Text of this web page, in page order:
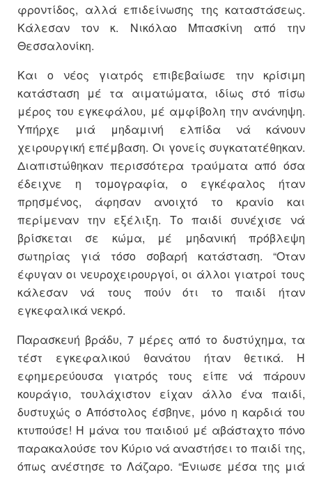
φροντίδος, αλλά επιδείνωσης της καταστάσεως.
Κάλεσαν τον κ. Νικόλαο Μπασκίνη από την
Θεσσαλονίκη.
Και ο νέος γιατρός επιβεβαίωσε την κρίσιμη
κατάσταση μέ τα αιματώματα, ιδίως στό πίσω
μέρος του εγκεφάλου, μέ αμφίβολη την ανάνηψη.
Υπήρχε μιά μηδαμινή ελπίδα νά κάνουν
χειρουργική επέμβαση. Οι γονείς συγκατατέθηκαν.
Διαπιστώθηκαν περισσότερα τραύματα από όσα
έδειχνε η τομογραφία, ο εγκέφαλος ήταν
πρησμένος, άφησαν ανοιχτό το κρανίο και
περίμεναν την εξέλιξη. Το παιδί συνέχισε νά
βρίσκεται σε κώμα, μέ μηδανική πρόβλεψη
σωτηρίας γιά τόσο σοβαρή κατάσταση. “Οταν
έφυγαν οι νευροχειρουργοί, οι άλλοι γιατροί τους
κάλεσαν νά τους πούν ότι το παιδί ήταν
εγκεφαλικά νεκρό.
Παρασκευή βράδυ, 7 μέρες από το δυστύχημα, τα
τέστ εγκεφαλικού θανάτου ήταν θετικά. Η
εφημερεύουσα γιατρός τους είπε νά πάρουν
κουράγιο, τουλάχιστον είχαν άλλο ένα παιδί,
δυστυχώς ο Απόστολος έσβηνε, μόνο η καρδιά του
κτυπούσε! Η μάνα του παιδιού μέ αβάσταχτο πόνο
παρακαλούσε τον Κύριο νά αναστήσει το παιδί της,
όπως ανέστησε το Λάζαρο. “Ενιωσε μέσα της μιά